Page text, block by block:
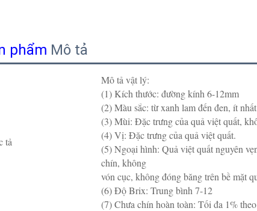
phẩm Mô tả
tả
Mô tả vật lý:
(1) Kích thước: đường kính 6-12mm
(2) Màu sắc: từ xanh lam đến đen, ít
(3) Mùi: Đặc trưng của quả việt quất,
(4) Vị: Đặc trưng của quả việt quất.
(5) Ngoại hình: Quả việt quất nguyên
chín, không
vón cục, không đóng băng trên bề mặt
(6) Độ Brix: Trung bình 7-12
(7) Chưa chín hoàn toàn: Tối đa 1%